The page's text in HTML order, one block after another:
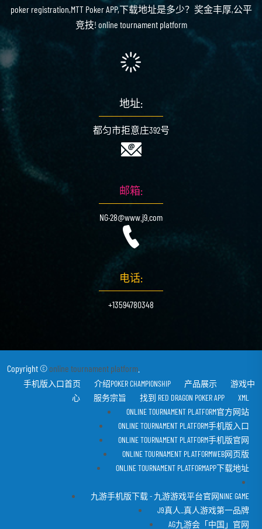
poker registration,MTT Poker APP,下载地址是多少？奖金丰厚,公平
竞技! online tournament platform
地址:
都匀市拒意庄392号
邮箱:
NG·28@www.j9.com
电话:
+13594780348
Copyright © online tournament platform
手机版入口首页 介绍POKER CHAMPIONSHIP 产品展示
游戏中
心
服务宗旨 找到 RED DRAGON POKER APP
XML
ONLINE TOURNAMENT PLATFORM官方网站
ONLINE TOURNAMENT PLATFORM手机版入口
ONLINE TOURNAMENT PLATFORM手机版官网
ONLINE TOURNAMENT PLATFORMWEB网页版
ONLINE TOURNAMENT PLATFORMAPP下载地址
九游手机版下载 - 九游游戏平台官网NINE GAME
J9真人_真人游戏第一品牌
AG九游会「中国」官网